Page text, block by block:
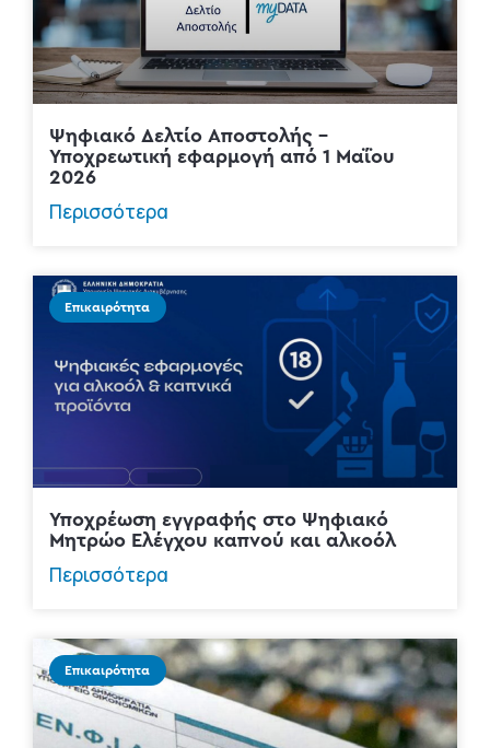
Ψηφιακό Δελτίο Αποστολής –
Υποχρεωτική εφαρμογή από 1 Μαΐου
2026
Περισσότερα
Επικαιρότητα
Υποχρέωση εγγραφής στο Ψηφιακό
Μητρώο Ελέγχου καπνού και αλκοόλ
Περισσότερα
Επικαιρότητα